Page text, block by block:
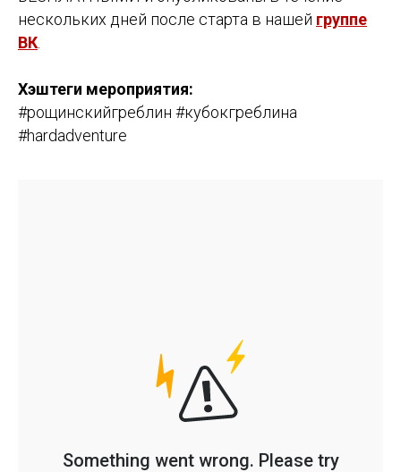
нескольких дней после старта в нашей группе
ВК.
Хэштеги мероприятия:
#рощинскийгреблин #кубокгреблина
#hardadventure